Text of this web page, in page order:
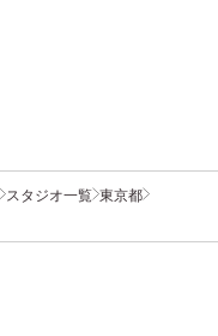
スタジオ一覧 東京都